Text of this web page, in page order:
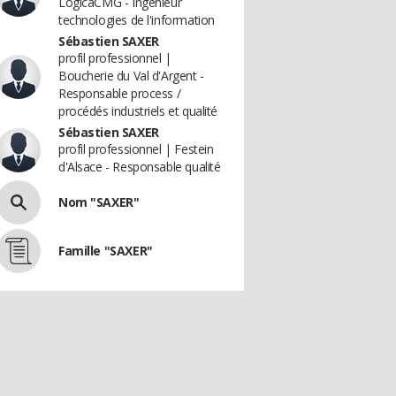
technologies de l'information
Sébastien SAXER
profil professionnel |
Boucherie du Val d'Argent -
Responsable process /
procédés industriels et qualité
Sébastien SAXER
profil professionnel | Festein
d'Alsace - Responsable qualité
Nom "SAXER"
Famille "SAXER"